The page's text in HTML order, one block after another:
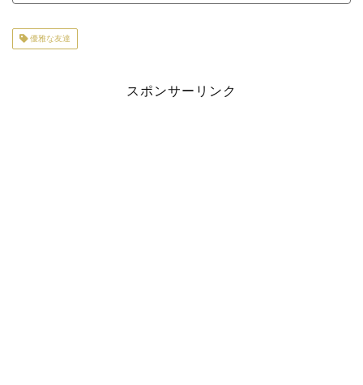
優雅な友達
スポンサーリンク